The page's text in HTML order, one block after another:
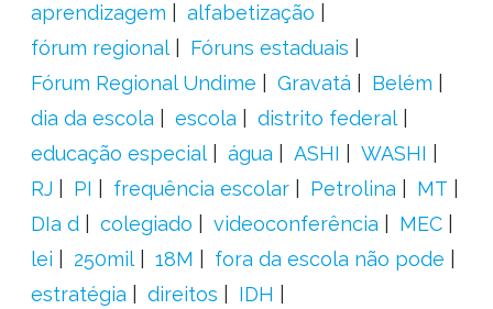
aprendizagem
alfabetização
fórum regional
Fóruns estaduais
Fórum Regional Undime
Gravatá
Belém
dia da escola
escola
distrito federal
educação especial
água ASHI
WASHI
RJ
PI frequência escolar Petrolina
MT
DIa d
colegiado videoconferência
MEC
lei
250mil 18M
fora da escola não pode
estratégia
direitos
IDH